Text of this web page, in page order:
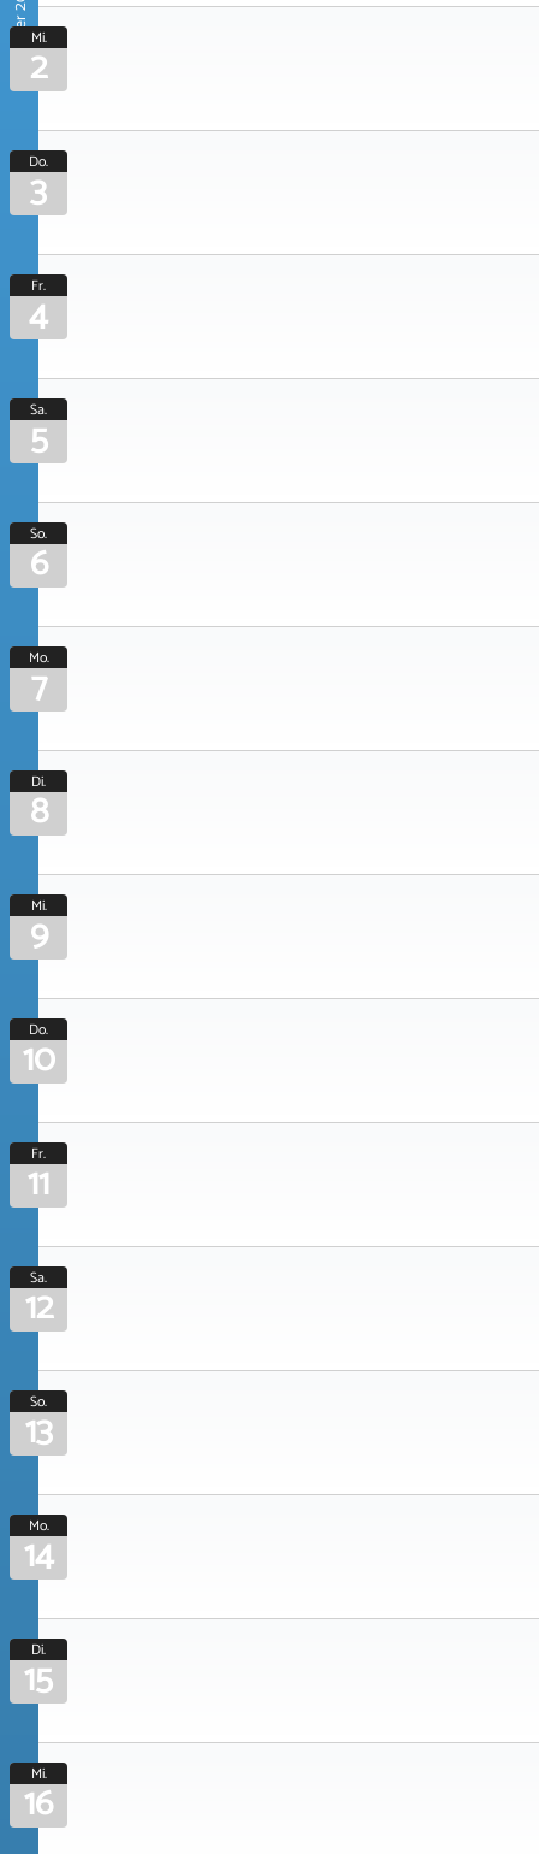
September 2026Mi.
2
Do.
3
Fr.
4
Sa.
5
So.
6
Mo.
7
Di.
8
Mi.
9
Do.
10
Fr.
11
Sa.
12
So.
13
Mo.
14
Di.
15
Mi.
16